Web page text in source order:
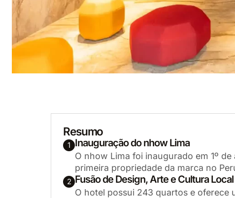
Resumo
1 Inauguração do nhow Lima
O nhow Lima foi inaugurado em 1º
primeira propriedade da marca no
2 Fusão de Design, Arte e Cultura Local
O hotel possui 243 quartos e oferece